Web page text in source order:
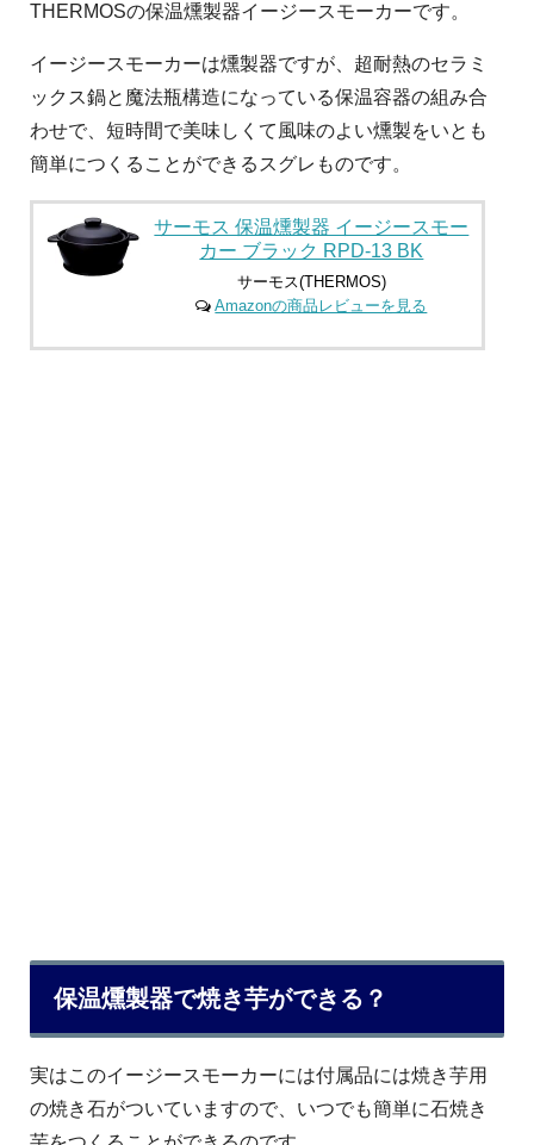
THERMOSの保温燻製器イージースモーカーです。
イージースモーカーは燻製器ですが、超耐熱のセラミ
ックス鍋と魔法瓶構造になっている保温容器の組み合
わせで、短時間で美味しくて風味のよい燻製をいとも
簡単につくることができるスグレものです。
サーモス 保温燻製器 イージースモー
カー ブラック RPD-13 BK
サーモス(THERMOS)
Amazonの商品レビューを見る
保温燻製器で焼き芋ができる？
実はこのイージースモーカーには付属品には焼き芋用
の焼き石がついていますので、いつでも簡単に石焼き